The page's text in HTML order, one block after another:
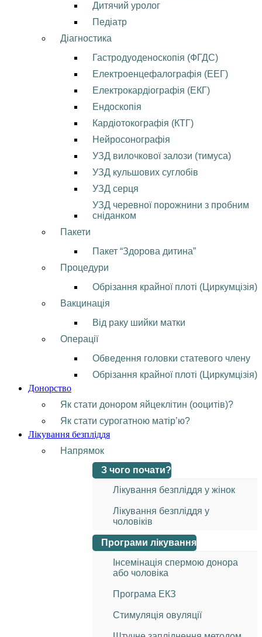
Дитячий уролог
Педіатр
Діагностика
Гастродуоденоскопія (ФГДС)
Електроенцефалографія (ЕЕГ)
Електрокардіографія (ЕКГ)
Ендоскопія
Кардіотокографія (КТГ)
Нейросонографія
УЗД вилочкової залози (тимуса)
УЗД кульшових суглобів
УЗД серця
УЗД черевної порожнини з пробним
сніданком
Пакети
Пакет “Здорова дитина”
Процедури
Обрізання крайної плоті (Циркумцізія)
Вакцинація
Від раку шийки матки
Операції
Обведення головки статевого члену
Обрізання крайної плоті (Циркумцізія)
Донорство
Як стати донором яйцеклітин (ооцитів)?
Як стати сурогатною матір’ю?
Лікування безпліддя
Напрямок
З чого почати?
Лікування безпліддя у жінок
Лікування безпліддя у
чоловіків
Програми лікування
Інсемінація спермою донора
або чоловіка
Програма ЕКЗ
Стимуляція овуляції